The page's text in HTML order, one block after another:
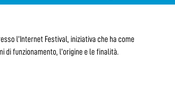
l’Internet Festival, iniziativa che ha come
di funzionamento, l’origine e le finalità.